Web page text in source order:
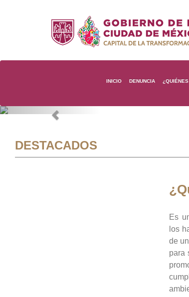
INICIO DENUNCIA
Previous
DESTACADOS
Es
los
de
para